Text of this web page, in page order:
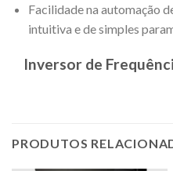
Facilidade na automação
intuitiva e de simples
Inversor de
PRODUTOS